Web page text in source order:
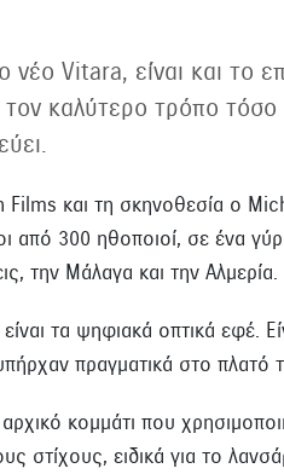
Vitara, είναι και το
καλύτερο τρόπο τόσο
και τη σκηνοθεσία ο
από 300 ηθοποιοί, σε ένα
την Μάλαγα και την Αλμερία.
τα ψηφιακά οπτικά εφέ.
πραγματικά στο πλατό
κομμάτι που
στίχους, ειδικά για το